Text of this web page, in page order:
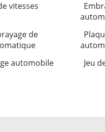
vitesses
de
automobile Jeu